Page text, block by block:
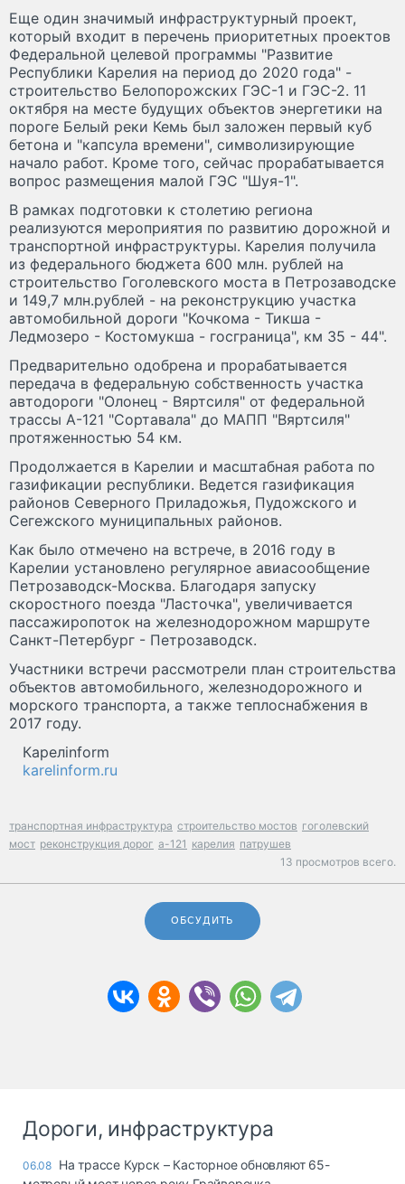
Еще один значимый инфраструктурный проект,
который входит в перечень приоритетных проектов
Федеральной целевой программы "Развитие
Республики Карелия на период до 2020 года" -
строительство Белопорожских ГЭС-1 и ГЭС-2. 11
октября на месте будущих объектов энергетики на
пороге Белый реки Кемь был заложен первый куб
бетона и "капсула времени", символизирующие
начало работ. Кроме того, сейчас прорабатывается
вопрос размещения малой ГЭС "Шуя-1".
В рамках подготовки к столетию региона
реализуются мероприятия по развитию дорожной и
транспортной инфраструктуры. Карелия получила
из федерального бюджета 600 млн. рублей на
строительство Гоголевского моста в Петрозаводске
и 149,7 млн.рублей - на реконструкцию участка
автомобильной дороги "Кочкома - Тикша -
Ледмозеро - Костомукша - госграница", км 35 - 44".
Предварительно одобрена и прорабатывается
передача в федеральную собственность участка
автодороги "Олонец - Вяртсиля" от федеральной
трассы А-121 "Сортавала" до МАПП "Вяртсиля"
протяженностью 54 км.
Продолжается в Карелии и масштабная работа по
газификации республики. Ведется газификация
районов Северного Приладожья, Пудожского и
Сегежского муниципальных районов.
Как было отмечено на встрече, в 2016 году в
Карелии установлено регулярное авиасообщение
Петрозаводск-Москва. Благодаря запуску
скоростного поезда "Ласточка", увеличивается
пассажиропоток на железнодорожном маршруте
Санкт-Петербург - Петрозаводск.
Участники встречи рассмотрели план строительства
объектов автомобильного, железнодорожного и
морского транспорта, а также теплоснабжения в
2017 году.
Карелinform
karelinform.ru
транспортная инфраструктура строительство мостов гоголевский
мост реконструкция дорог а-121 карелия патрушев
13 просмотров всего.
ОБСУДИТЬ
Дороги, инфраструктура
06.08 На трассе Курск – Касторное обновляют 65-